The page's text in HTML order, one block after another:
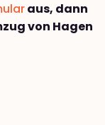
aus, dann
von Hagen